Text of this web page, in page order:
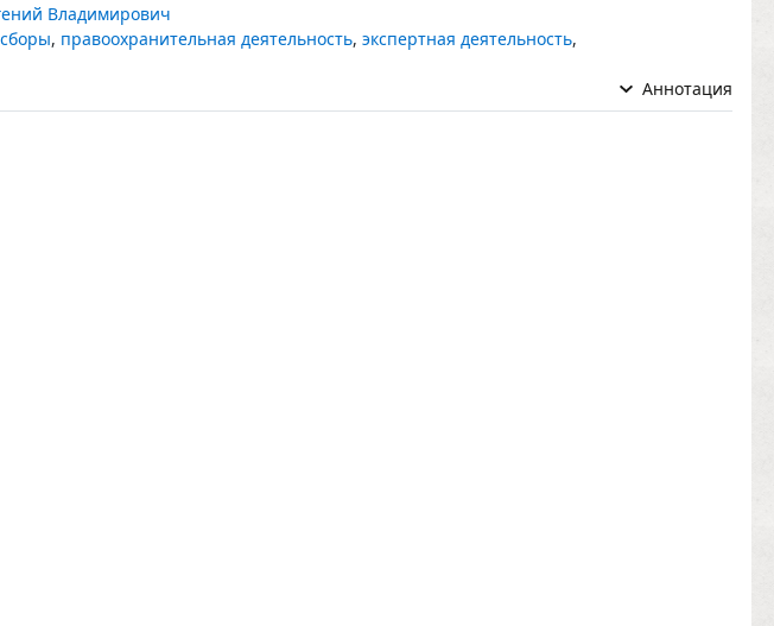
Владимирович
, правоохранительная деятельность, экспертная деятельность,
Аннотация